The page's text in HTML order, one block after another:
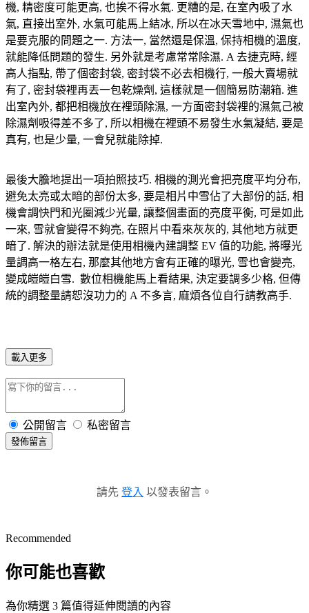
機, 精密度可能更高, 也挨不得水氣. 更糟的是, 在室內吸了水
氣, 直接出室外, 水氣可能馬上結冰, 所以在冰天雪地中, 濕氣也
是要克服的問題之一. 方法一, 當然還是保溫, 保持相機的溫度,
就能降低問題的發生. 另外就是考慮常常除濕. A 去捷克時, 經
高人指點, 帶了個密封袋, 密封袋不必去相機行, 一般大賣場就
有了, 密封袋裡再丟一包乾燥劑, 這樣就是一個簡易防潮箱. 進
出室內外, 都把相機放在裡頭除濕, 一方面密封袋裡的濕氣己被
除濕劑吸得差不多了, 所以相機在裡頭不易發生水氣凝結, 要是
真有, 也是少量, 一會兒就能除掉.
最後大膽地提出一項拍照技巧. 相機的測光會把亮度平均分布,
避免太亮或太暗的部份太多, 要是相片中雪佔了大部份的話, 相
機會調快門和光圈減少光量, 讓整個畫面的亮度平衡, 可是如此
一來, 雪就會變得不夠亮, 在照片中看來灰灰的, 其他地方就更
暗了. 解決的辦法就是使用相機內建調整 EV 值的功能, 將曝光
量調高一格左右, 那麼其他地方會有正確的曝光, 雪也會變亮,
變成皚皚白雪. 數位相機能馬上看結果, 決定要調多少格, 但傳
統的調整量請恕沒功力的 A 不多言, 麻煩各位自行請教高手.
載入更多
公開留言 私密留言
發佈留言
請先 登入 以發表留言。
Recommended
你可能也喜歡
為你精選 3 篇值得延伸閱讀的內容